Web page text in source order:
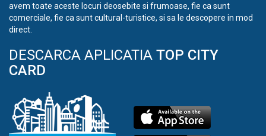
avem toate aceste locuri deosebite si frumoase, fie ca sunt
comerciale, fie ca sunt cultural-turistice, si sa le descopere in mod
direct.
DESCARCA APLICATIA TOP CITY
CARD